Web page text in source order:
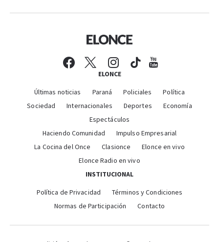
ELONCE
Últimas noticias Paraná Policiales
Política
Sociedad
Internacionales Deportes
Economía
Espectáculos
Haciendo Comunidad
Impulso Empresarial
La Cocina del Once
Clasionce
Elonce en vivo
Elonce Radio en vivo
INSTITUCIONAL
Política de Privacidad
Términos y Condiciones
Normas de Participación
Contacto